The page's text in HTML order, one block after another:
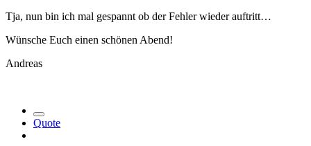
Tja, nun bin ich mal gespannt ob der Fehler wieder auftritt…
Wünsche Euch einen schönen Abend!
Andreas
Quote